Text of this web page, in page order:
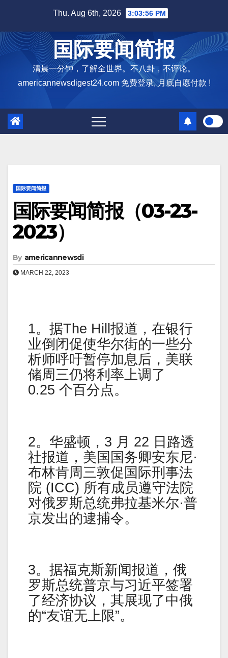
content
Thu. Aug 6th, 2026 3:03:58 PM
国际要闻简报
清晨一分钟，了解全世界。不八卦，不评论。
americannewsdigest24.com 免费登录, 月底自愿付款 !
国际要闻简报
国际要闻简报（03-23-
2023）
By americannewsdi
MARCH 22, 2023
1。据The Hill报道，在银行
业倒闭促使华尔街的一些分
析师呼吁暂停加息后，美联
储周三仍将利率上调了
0.25 个百分点。
2。华盛顿，3 月 22 日路透
社报道，美国国务卿安东尼·
布林肯周三敦促国际刑事法
院 (ICC) 所有成员遵守法院
对俄罗斯总统弗拉基米尔·普
京发出的逮捕令。
3。据福克斯新闻报道，俄
罗斯总统普京与习近平签署
了经济协议，其展现了中俄
的“友谊无上限”。